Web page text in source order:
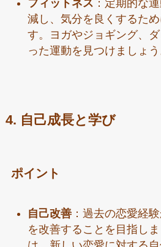
フィットネス ：定期的な
減し、気分を良くするた
す。ヨガやジョギング、
った運動を見つけましょう
4. 自己成長と学び
ポイント
自己改善：過去の恋愛経
を改善することを目指し